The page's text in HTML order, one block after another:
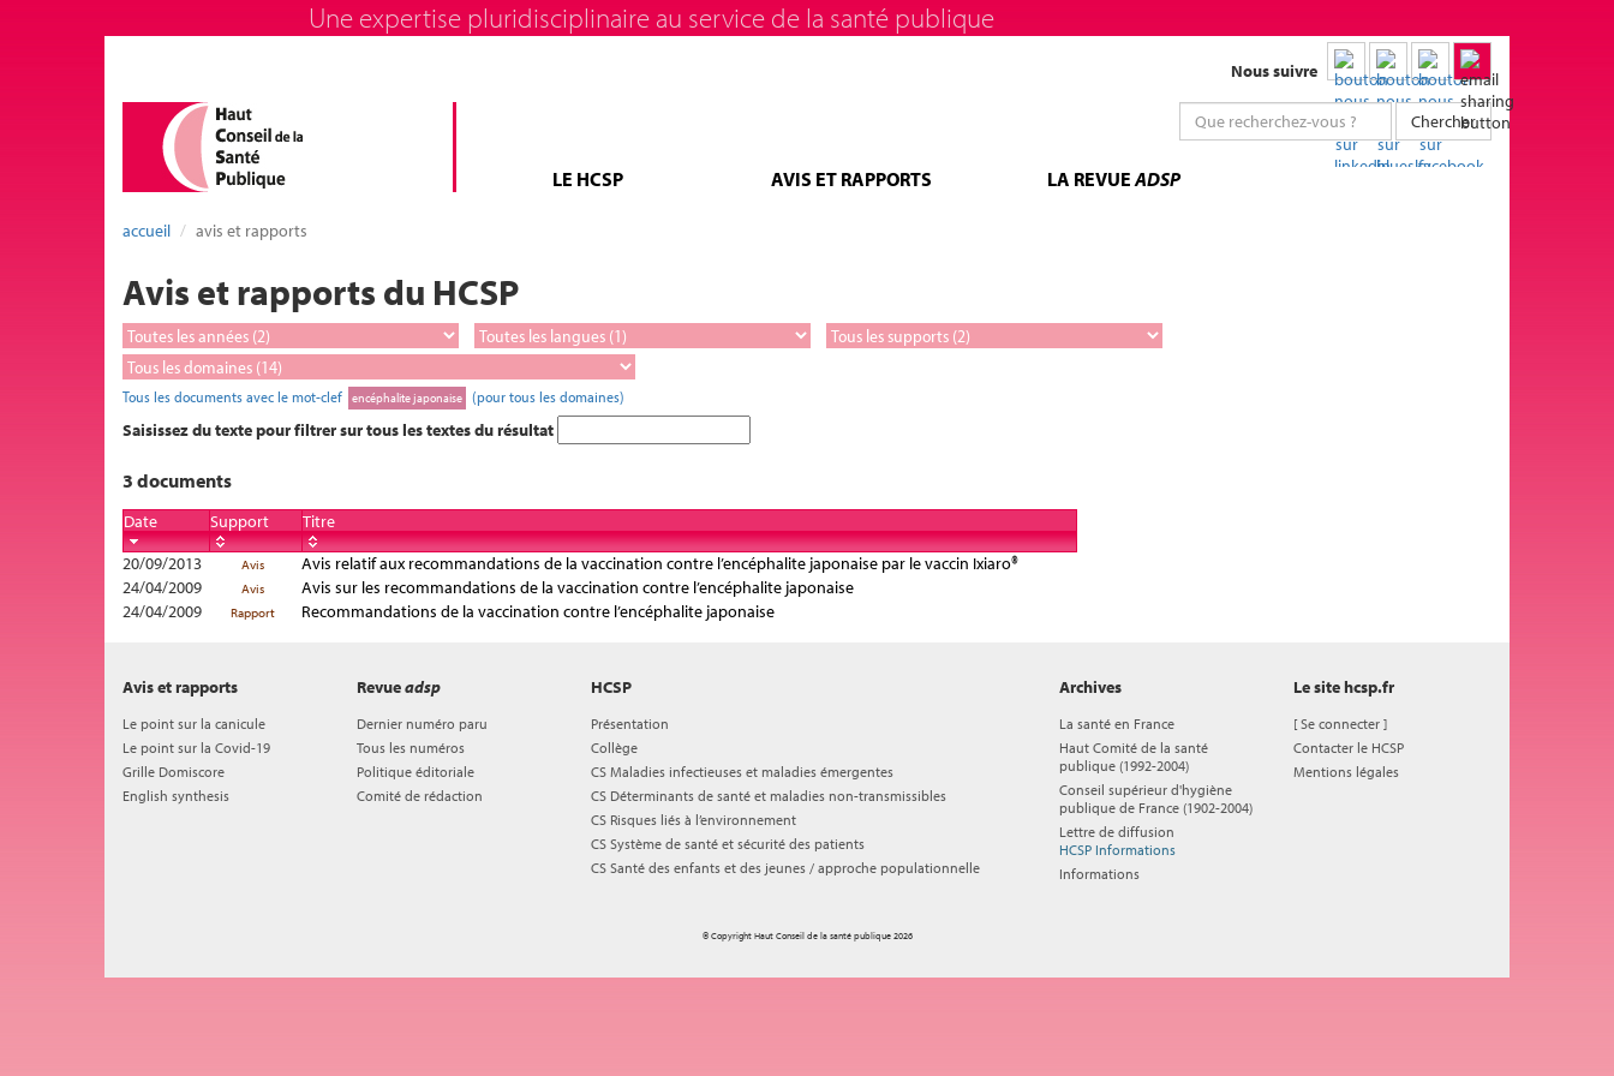
Une expertise pluridisciplinaire au service de la santé publique
Nous suivre
Chercher
LE HCSP AVIS ET RAPPORTS LA REVUEADSP
accueil avis et rapports
Avis et rapports du HCSP
Tous les documents avec le mot-clef encéphalite japonaise (pour tous les domaines)
Saisissez du texte pour filtrer sur tous les textes du résultat
3 documents
Date Support
Titre
20/09/2013
Avis
Avis relatif aux recommandations de la vaccination contre l’encéphalite japonaise par le vaccin Ixiaro®
24/04/2009
Avis
Avis sur les recommandations de la vaccination contre l’encéphalite japonaise
24/04/2009
Rapport Recommandations de la vaccination contre l’encéphalite japonaise
HCSP
Présentation
Collège
CS Maladies infectieuses et maladies émergentes
CS Déterminants de santé et maladies non-transmissibles
CS Risques liés à l’environnement
CS Système de santé et sécurité des patients
CS Santé des enfants et des jeunes / approche populationnelle
Avis et rapports
Le point sur la canicule
Le point sur la Covid-19
Grille Domiscore
English synthesis
Revueadsp
Dernier numéro paru
Tous les numéros
Politique éditoriale
Comité de rédaction
Archives
La santé en France
Haut Comité de la santé
publique (1992-2004)
Conseil supérieur d'hygiène
publique de France (1902-2004)
Lettre de diffusion
HCSP Informations
Informations
Le site hcsp.fr
[Se connecter ]
Contacter le HCSP
Mentions légales
© Copyright Haut Conseil de la santé publique 2026